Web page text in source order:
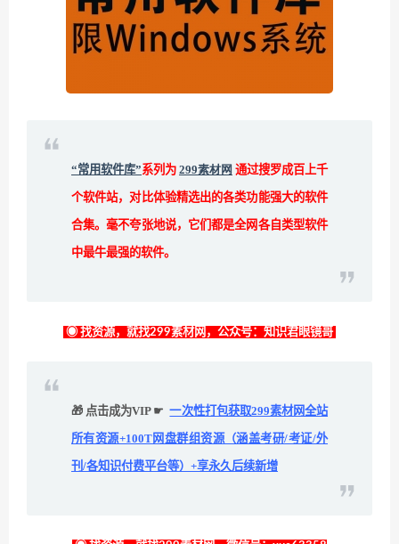
“常用软件库”系列为 299素材网 通过搜罗成百上千
个软件站，对比体验精选出的各类功能强大的软件
合集。毫不夸张地说，它们都是全网各自类型软件
中最牛最强的软件。
◉ 找资源，就找299素材网，公众号：知识君眼镜哥
🎁 点击成为VIP ☛ 一次性打包获取299素材网全站
所有资源+100T网盘群组资源（涵盖考研/考证/外
刊/各知识付费平台等）+享永久后续新增